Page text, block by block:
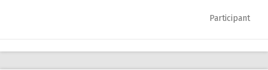
Participant